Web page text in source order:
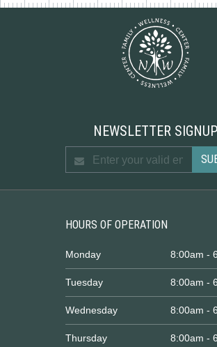
NEWSLETTER SIGNUP
HOURS OF OPERATION
Monday 8:00am -
Tuesday 8:00am -
Wednesday 8:00am -
Thursday 8:00am -